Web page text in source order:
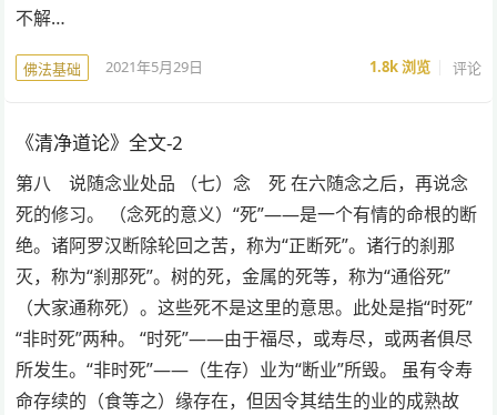
不解…
佛法基础 2021年5月29日 1.8k浏览 评论
《清净道论》全文-2
第八 说随念业处品 （七）念 死 在六随念之后，再说念
死的修习。 （念死的意义）“死”——是一个有情的命根的断
绝。诸阿罗汉断除轮回之苦，称为“正断死”。诸行的刹那
灭，称为“刹那死”。树的死，金属的死等，称为“通俗死”
（大家通称死）。这些死不是这里的意思。此处是指“时死”
“非时死”两种。 “时死”——由于福尽，或寿尽，或两者俱尽
所发生。“非时死”——（生存）业为“断业”所毁。 虽有令寿
命存续的（食等之）缘存在，但因令其结生的业的成熟故